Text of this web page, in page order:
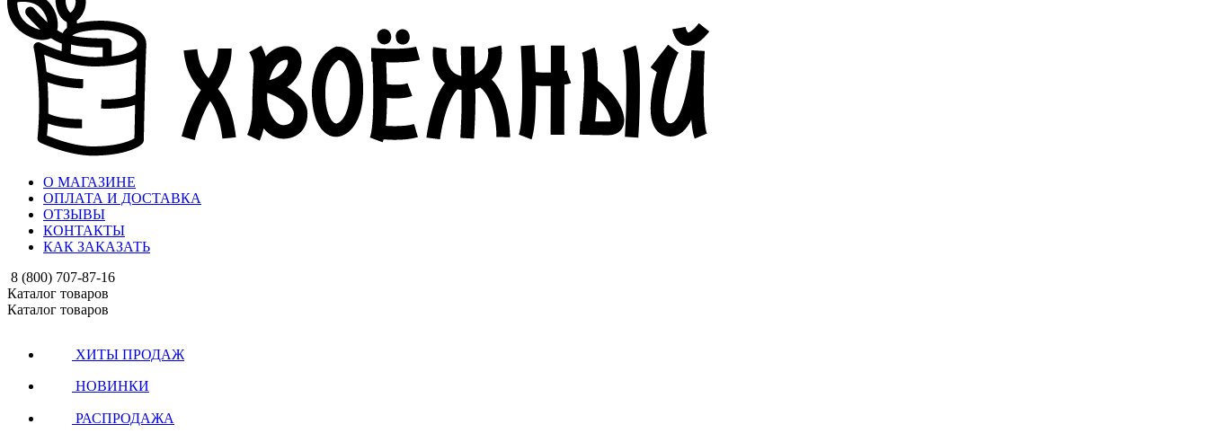
О МАГАЗИНЕ
ОПЛАТА И ДОСТАВКА
ОТЗЫВЫ
КОНТАКТЫ
КАК ЗАКАЗАТЬ
8 (800) 707-87-16
Каталог товаров
Каталог товаров
ХИТЫ ПРОДАЖ
НОВИНКИ
РАСПРОДАЖА